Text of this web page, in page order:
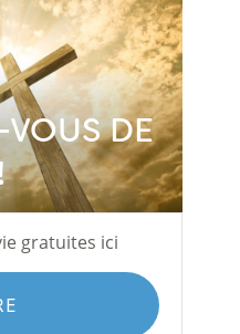
DE
gratuites ici